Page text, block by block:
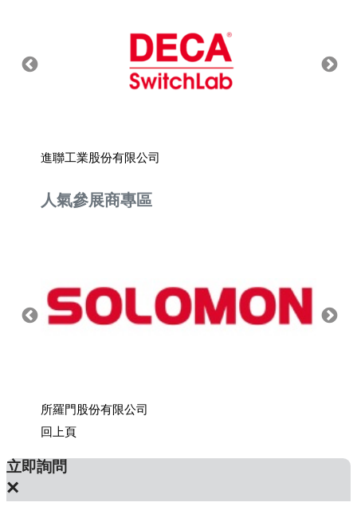
進聯工業股份有限公司
人氣參展商專區
所羅門股份有限公司
回上頁
立即詢問
×